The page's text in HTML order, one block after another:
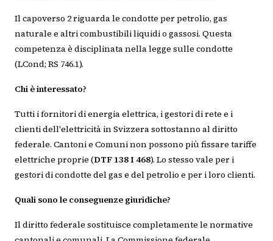
Il capoverso 2 riguarda le condotte per petrolio, gas
naturale e altri combustibili liquidi o gassosi. Questa
competenza è disciplinata nella legge sulle condotte
(LCond; RS 746.1).
Chi è interessato?
Tutti i fornitori di energia elettrica, i gestori di rete e i
clienti dell'elettricità in Svizzera sottostanno al diritto
federale. Cantoni e Comuni non possono più fissare tariffe
elettriche proprie (DTF 138 I 468). Lo stesso vale per i
gestori di condotte del gas e del petrolio e per i loro clienti.
Quali sono le conseguenze giuridiche?
Il diritto federale sostituisce completamente le normative